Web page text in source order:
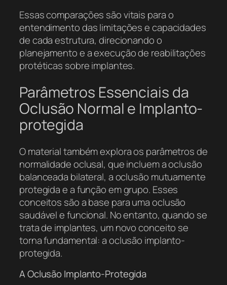
Essas comparações são vitais para o
entendimento das limitações e capacidades
de cada estrutura, direcionando o
planejamento e a execução de reabilitações
protéticas sobre implantes.
Parâmetros Essenciais da
Oclusão Normal e Implanto-
protegida
O material também explora os parâmetros de
normalidade oclusal, que incluem a oclusão
balanceada bilateral, a oclusão mutuamente
protegida e a função em grupo. Esses
conceitos são a base para uma oclusão
saudável e funcional. No entanto, quando se
trata de implantes, um novo conceito se
torna fundamental: a oclusão implanto-
protegida.
A Oclusão Implanto-Protegida